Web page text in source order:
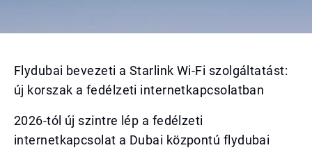
Flydubai bevezeti a Starlink Wi-Fi szolgáltatást:
új korszak a fedélzeti internetkapcsolatban
2026-tól új szintre lép a fedélzeti
internetkapcsolat a Dubai központú flydubai